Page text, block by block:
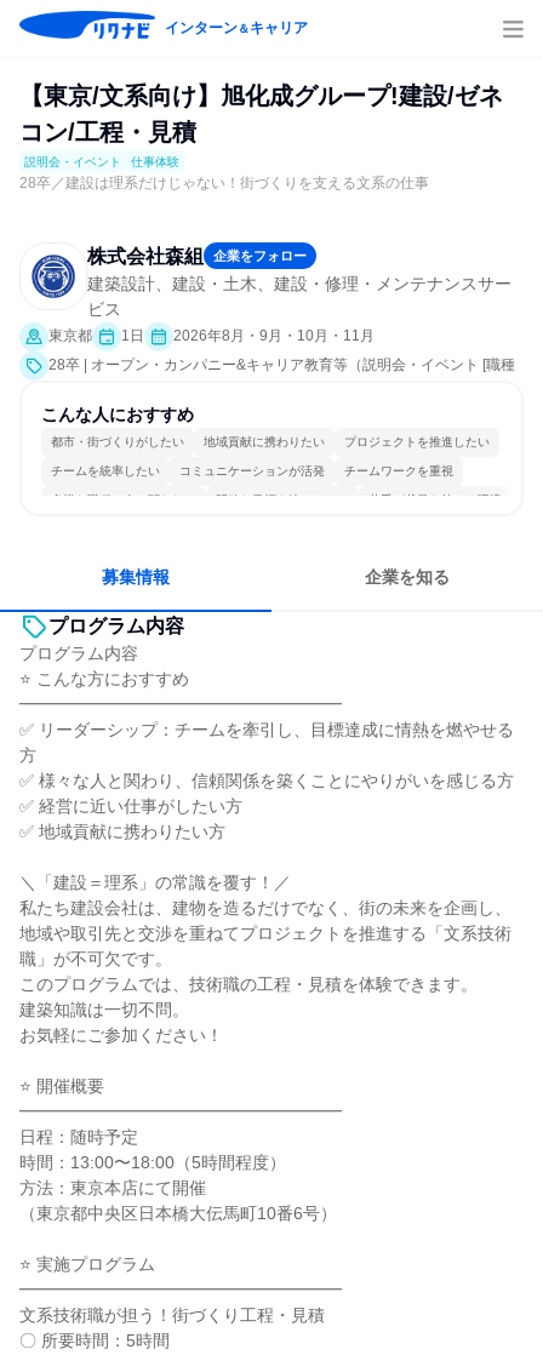
インターン＆キャリア
【東京/文系向け】旭化成グループ!建設/ゼネ
コン/工程・見積
説明会・イベント 仕事体験
28卒／建設は理系だけじゃない！街づくりを支える文系の仕事
株式会社森組 企業をフォロー
建築設計、建設・土木、建設・修理・メンテナンスサー
ビス
東京都 1日
2026年8月・9月・10月・11月
28卒 | オープン・カンパニー&キャリア教育等（説明会・イベント [職種
こんな人におすすめ
都市・街づくりがしたい 地域貢献に携わりたい プロジェクトを推進したい
チームを統率したい コミュニケーションが活発 チームワークを重視
多様な職種の人と関われる 明確な目標を追いかける 若手が裁量を持てる環境
募集情報 企業を知る
プログラム内容
プログラム内容
⭐ こんな方におすすめ
━━━━━━━━━━━━━━━━━━━
✅ リーダーシップ：チームを牽引し、目標達成に情熱を燃やせる
方
✅ 様々な人と関わり、信頼関係を築くことにやりがいを感じる方
✅ 経営に近い仕事がしたい方
✅ 地域貢献に携わりたい方
＼「建設＝理系」の常識を覆す！／
私たち建設会社は、建物を造るだけでなく、街の未来を企画し、
地域や取引先と交渉を重ねてプロジェクトを推進する「文系技術
職」が不可欠です。
このプログラムでは、技術職の工程・見積を体験できます。
建築知識は一切不問。
お気軽にご参加ください！
⭐ 開催概要
━━━━━━━━━━━━━━━━━━━
日程：随時予定
時間：13:00〜18:00（5時間程度）
方法：東京本店にて開催
（東京都中央区日本橋大伝馬町10番6号）
⭐ 実施プログラム
━━━━━━━━━━━━━━━━━━━
文系技術職が担う！街づくり工程・見積
〇 所要時間：5時間